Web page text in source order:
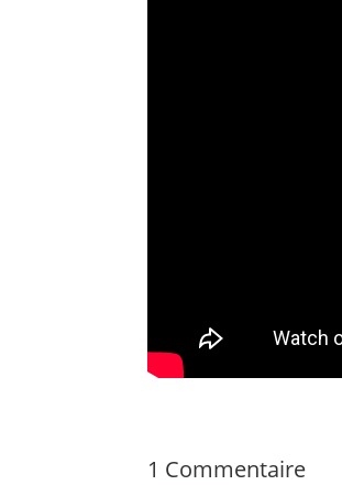
1 Commentaire